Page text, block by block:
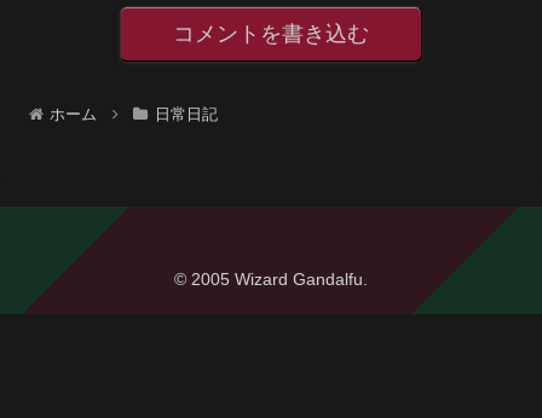
コメントを書き込む
ホーム 日常日記
© 2005 Wizard Gandalfu.